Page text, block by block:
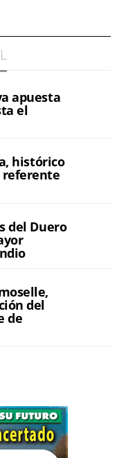
apuesta
el
histórico
referente
del Duero
del
de